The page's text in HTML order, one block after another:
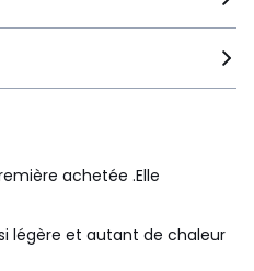
achetée .Elle
légère et autant de chaleur